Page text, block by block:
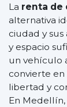
La renta de
alternativa
ciudad y
y espacio
un vehículo
convierte
libertad y
En